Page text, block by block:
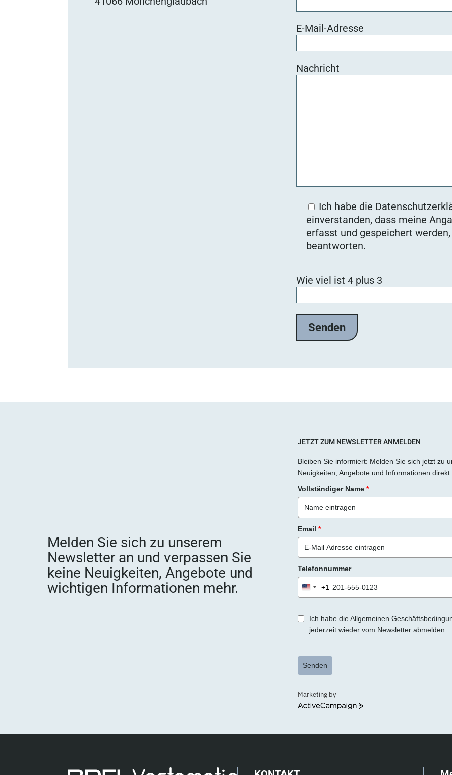
E-Mail-Adresse
Nachricht
Ich habe die
einverstanden, dass meine
erfasst und gespeichert
beantworten.
i
d
s
s
e
d
l
e
r
Wie viel ist 4 plus 3
Melden Sie sich zu unserem
Newsletter an und verpassen Sie
keine Neuigkeiten, Angebote und
wichtigen Informationen mehr.
JETZT ZUM NEWSLETTER ANMELDEN
Bleiben Sie informiert: Melden Sie sich jetzt zu
Neuigkeiten, Angebote und Informationen
Vollständiger Name *
Email *
Telefonnummer
United
+1
Ich habe die Allgemeinen
jederzeit wieder vom Newsletter abmelden
Senden
Marketing by
ActiveCampaign